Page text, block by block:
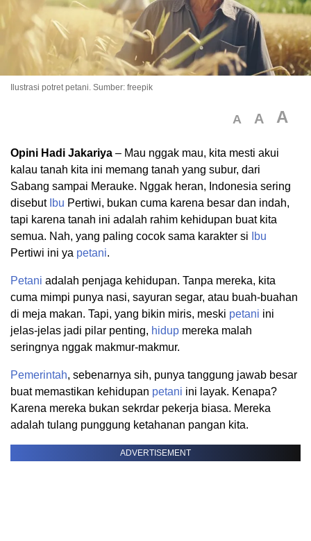
Ilustrasi potret petani. Sumber: freepik
A A A
Opini Hadi Jakariya – Mau nggak mau, kita mesti akui
kalau tanah kita ini memang tanah yang subur, dari
Sabang sampai Merauke. Nggak heran, Indonesia sering
disebut Ibu Pertiwi, bukan cuma karena besar dan indah,
tapi karena tanah ini adalah rahim kehidupan buat kita
semua. Nah, yang paling cocok sama karakter si
Ibu
Pertiwi ini ya petani.
Petani adalah penjaga kehidupan. Tanpa mereka, kita
cuma mimpi punya nasi, sayuran segar, atau buah-buahan
di meja makan. Tapi, yang bikin miris, meski petani ini
jelas-jelas jadi pilar penting, hidup mereka malah
seringnya nggak makmur-makmur.
Pemerintah, sebenarnya sih, punya tanggung jawab besar
buat memastikan kehidupan petani ini layak. Kenapa?
Karena mereka bukan sekrdar pekerja biasa. Mereka
adalah tulang punggung ketahanan pangan kita.
ADVERTISEMENT